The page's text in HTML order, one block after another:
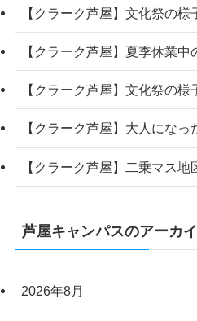
【クラーク芦屋】文化祭の様
【クラーク芦屋】夏季休業
【クラーク芦屋】文化祭の様
【クラーク芦屋】大人になっ
【クラーク芦屋】二乗マス地
芦屋キャンパスのアーカ
2026年8月